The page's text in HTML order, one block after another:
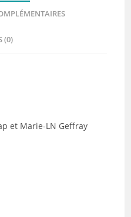
(0)
et Marie-LN Geffray